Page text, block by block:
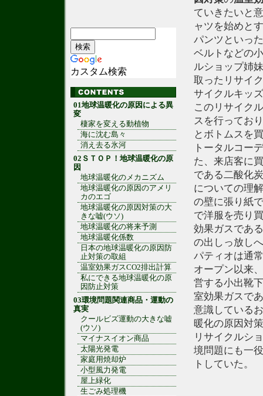
ていきたいと
ャツを始めと
パンツといっ
ベルトなどの
ルショップ姉
取ったリサイ
サイクルキッ
このリサイク
スを行ってお
とボトムスを
トータルコー
た、来店客に
である二酸化
についての理
の壁に張り紙
で洋服を売り
効果ガスであ
の出しっ放し
パティオは通
オープン以来
営する小出靴
室効果ガスで
意識している
暖化の原因対
リサイクルシ
境問題にも一
トしていた。
カスタム検索
01地球温暖化の原因による異
変
棲家を変える動植物
海に沈む島々
消え去る氷河
02ＳＴＯＰ！地球温暖化の原
因
地球温暖化のメカニズム
地球温暖化の原因のアメリ
カのエゴ
地球温暖化の原因対策の大
きな嘘(ウソ)
地球温暖化の将来予測
地球温暖化係数
日本の地球温暖化の原因防
止対策の取組
温室効果ガスCO2排出計算
私にできる地球温暖化の原
因防止対策
03環境問題関連商品・運動の
真実
クールビズ運動の大きな嘘
(ウソ)
マイナスイオン商品
太陽光発電
家庭用焼却炉
小型風力発電
屋上緑化
生ごみ処理機